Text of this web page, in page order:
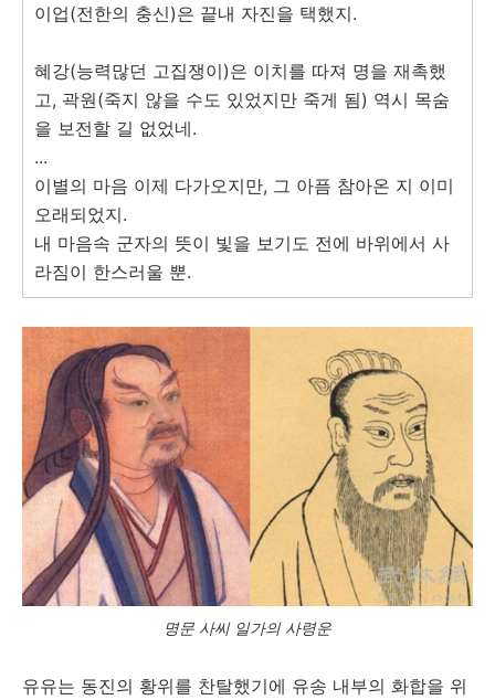
이업(전한의 충신)은 끝내 자진을 택했지.
혜강(능력많던 고집쟁이)은 이치를 따져 명을 재촉했
고, 곽원(죽지 않을 수도 있었지만 죽게 됨) 역시 목숨
을 보전할 길 없었네.
...
이별의 마음 이제 다가오지만, 그 아픔 참아온 지 이미
오래되었지.
내 마음속 군자의 뜻이 빛을 보기도 전에 바위에서 사
라짐이 한스러울 뿐.
명문 사씨 일가의 사령운
유유는 동진의 황위를 찬탈했기에 유송 내부의 화합을 위